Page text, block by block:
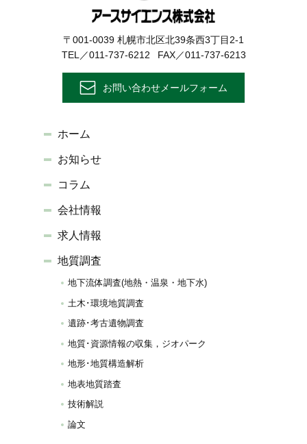
〒001-0039 札幌市北区北39条西3丁目2-1
TEL／011-737-6212
FAX／011-737-6213
お問い合わせメールフォーム
ホーム
お知らせ
コラム
会社情報
求人情報
地質調査
地下流体調査(地熱・温泉・地下水)
土木･環境地質調査
遺跡･考古遺物調査
地質･資源情報の収集，ジオパーク
地形･地質構造解析
地表地質踏査
技術解説
論文